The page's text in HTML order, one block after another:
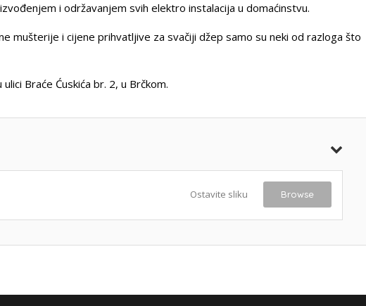
i održavanjem svih elektro instalacija u domaćinstvu.
mušterije i cijene prihvatljive za svačiji džep samo su neki od razloga što
Braće Ćuskića br. 2, u Brčkom.
Ostavite sliku Browse